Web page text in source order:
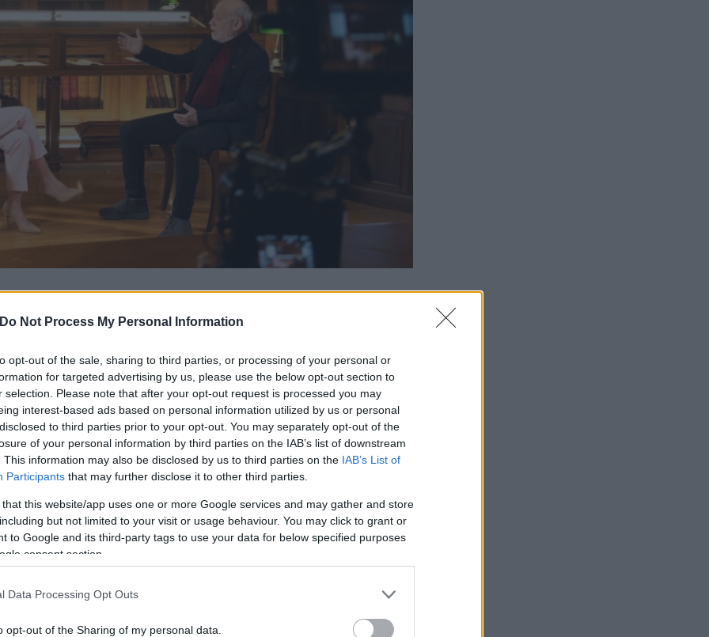
Do Not Process My Personal Information
opt-out of the sale, sharing to third parties, or processing of your personal or
for targeted advertising by us, please use the below opt-out section to
selection. Please note that after your opt-out request is processed you may
interest-based ads based on personal information utilized by us or personal
to third parties prior to your opt-out. You may separately opt-out of the
of your personal information by third parties on the IAB’s list of downstream
This information may also be disclosed by us to third parties on the IAB’s List of
Participants that may further disclose it to other third parties.
that this website/app uses one or more Google services and may gather and store
but not limited to your visit or usage behaviour. You may click to grant or
to Google and its third-party tags to use your data for below specified purposes
consent section.
Data Processing Opt Outs
opt-out of the Sharing of my personal data.